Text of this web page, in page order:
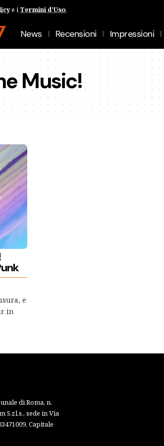
e i Termini d'Uso.
News Recensioni Impressioni
Music!
e
in
di Roma, n.
S.r.l.s., sede in Via
Capitale